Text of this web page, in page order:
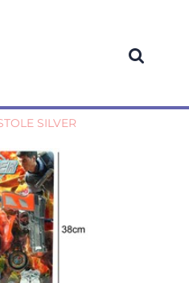
SILVER